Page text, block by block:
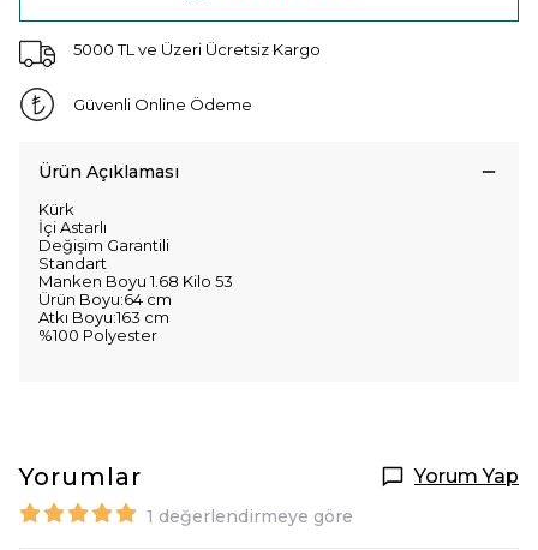
5000 TL ve Üzeri Ücretsiz Kargo
Güvenli Online Ödeme
Ürün Açıklaması
Kürk
İçi Astarlı
Değişim Garantili
Standart
Manken Boyu 1.68 Kilo 53
Ürün Boyu:64 cm
Atkı Boyu:163 cm
%100 Polyester
Yorumlar Yorum Yap
1 değerlendirmeye göre